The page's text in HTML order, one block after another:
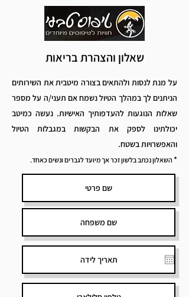
שאלון והצהרת בריאות
על מנת לנסות ולהתאים בצורה מיטבית את השירותים
הניתנים לך במהלך הטיול נשמח אם תעני/ה על מספר
שאלות הנוגעות להעדפותיך האישיות. נעשה כמיטב
יכולתינו לספק את הבקשות במגבלות הטיול
והאפשרויות בשטח.
* השאלון נכתב בלשון זכר אך מיועד לגברים ונשים כאחד.